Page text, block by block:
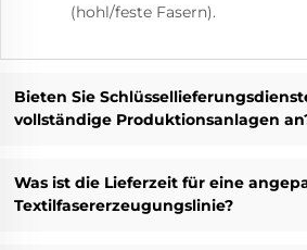
(hohl/feste Fasern).
Bieten Sie
vollständige Produktionsanlagen
Was ist die Lieferzeit für eine
Textilfasererzeugungslinie?